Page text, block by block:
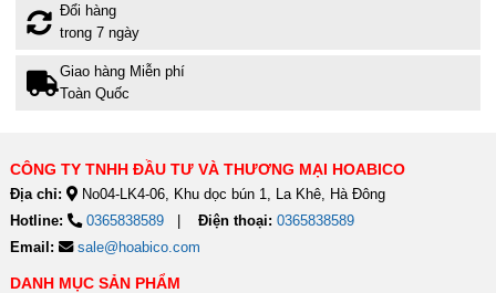
Đổi hàng
trong 7 ngày
Giao hàng Miễn phí
Toàn Quốc
CÔNG TY TNHH ĐẦU TƯ VÀ THƯƠNG MẠI HOABICO
Địa chỉ:
No04-LK4-06, Khu dọc bún 1, La Khê, Hà Đông
Hotline:
0365838589 Điện thoại: 0365838589
Email:
sale@hoabico.com
DANH MỤC SẢN PHẨM